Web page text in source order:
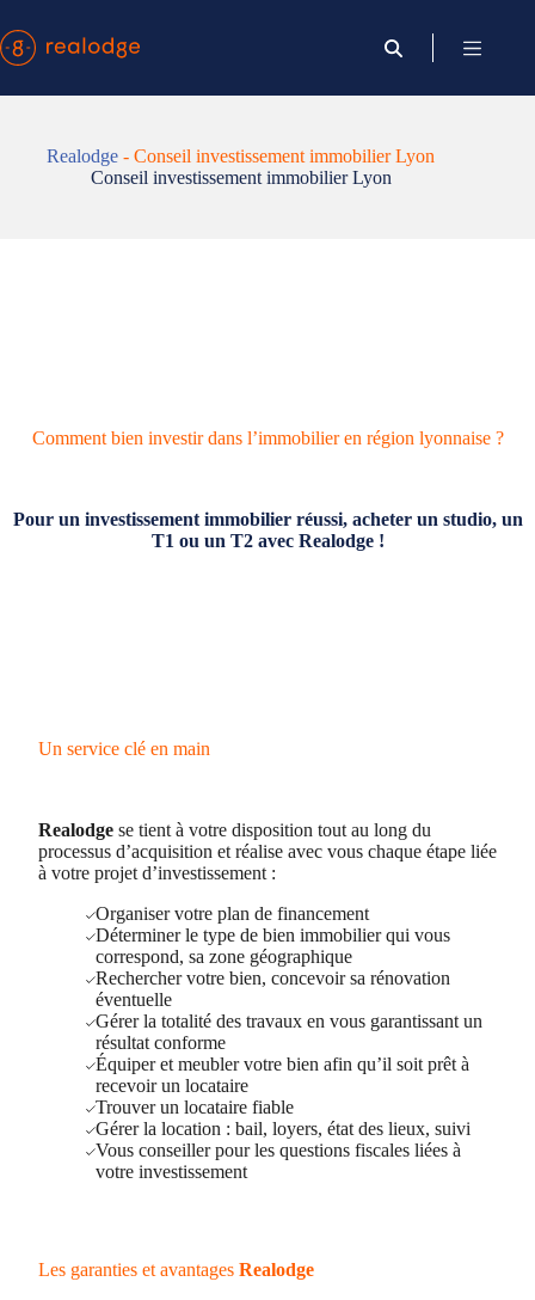
au
contenu
Realodge -Conseil investissement immobilier Lyon
Conseil investissement immobilier Lyon
Comment bien investir dans l’immobilier en région lyonnaise ?
Pour un investissement immobilier réussi, acheter un studio, un
T1 ou un T2 avec Realodge !
Un service clé en main
Realodge se tient à votre disposition tout au long du
processus d’acquisition et réalise avec vous chaque étape liée
à votre projet d’investissement :
Organiser votre plan de financement
Déterminer le type de bien immobilier qui vous
correspond, sa zone géographique
Rechercher votre bien, concevoir sa rénovation
éventuelle
Gérer la totalité des travaux en vous garantissant un
résultat conforme
Équiper et meubler votre bien afin qu’il soit prêt à
recevoir un locataire
Trouver un locataire fiable
Gérer la location : bail, loyers, état des lieux, suivi
Vous conseiller pour les questions fiscales liées à
votre investissement
Les garanties et avantages Realodge